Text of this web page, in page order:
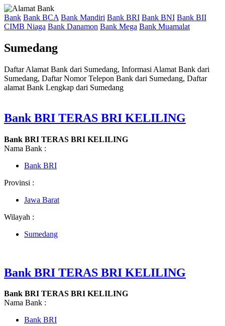
Bank Bank BCA Bank Mandiri Bank BRI Bank BNI Bank BII
CIMB Niaga Bank Danamon Bank Mega Bank Muamalat
Sumedang
Daftar Alamat Bank dari Sumedang, Informasi Alamat Bank dari
Sumedang, Daftar Nomor Telepon Bank dari Sumedang, Daftar
alamat Bank Lengkap dari Sumedang
Bank BRI TERAS BRI KELILING
Bank BRI TERAS BRI KELILING
Nama Bank :
Bank BRI
Provinsi :
Jawa Barat
Wilayah :
Sumedang
Bank BRI TERAS BRI KELILING
Bank BRI TERAS BRI KELILING
Nama Bank :
Bank BRI